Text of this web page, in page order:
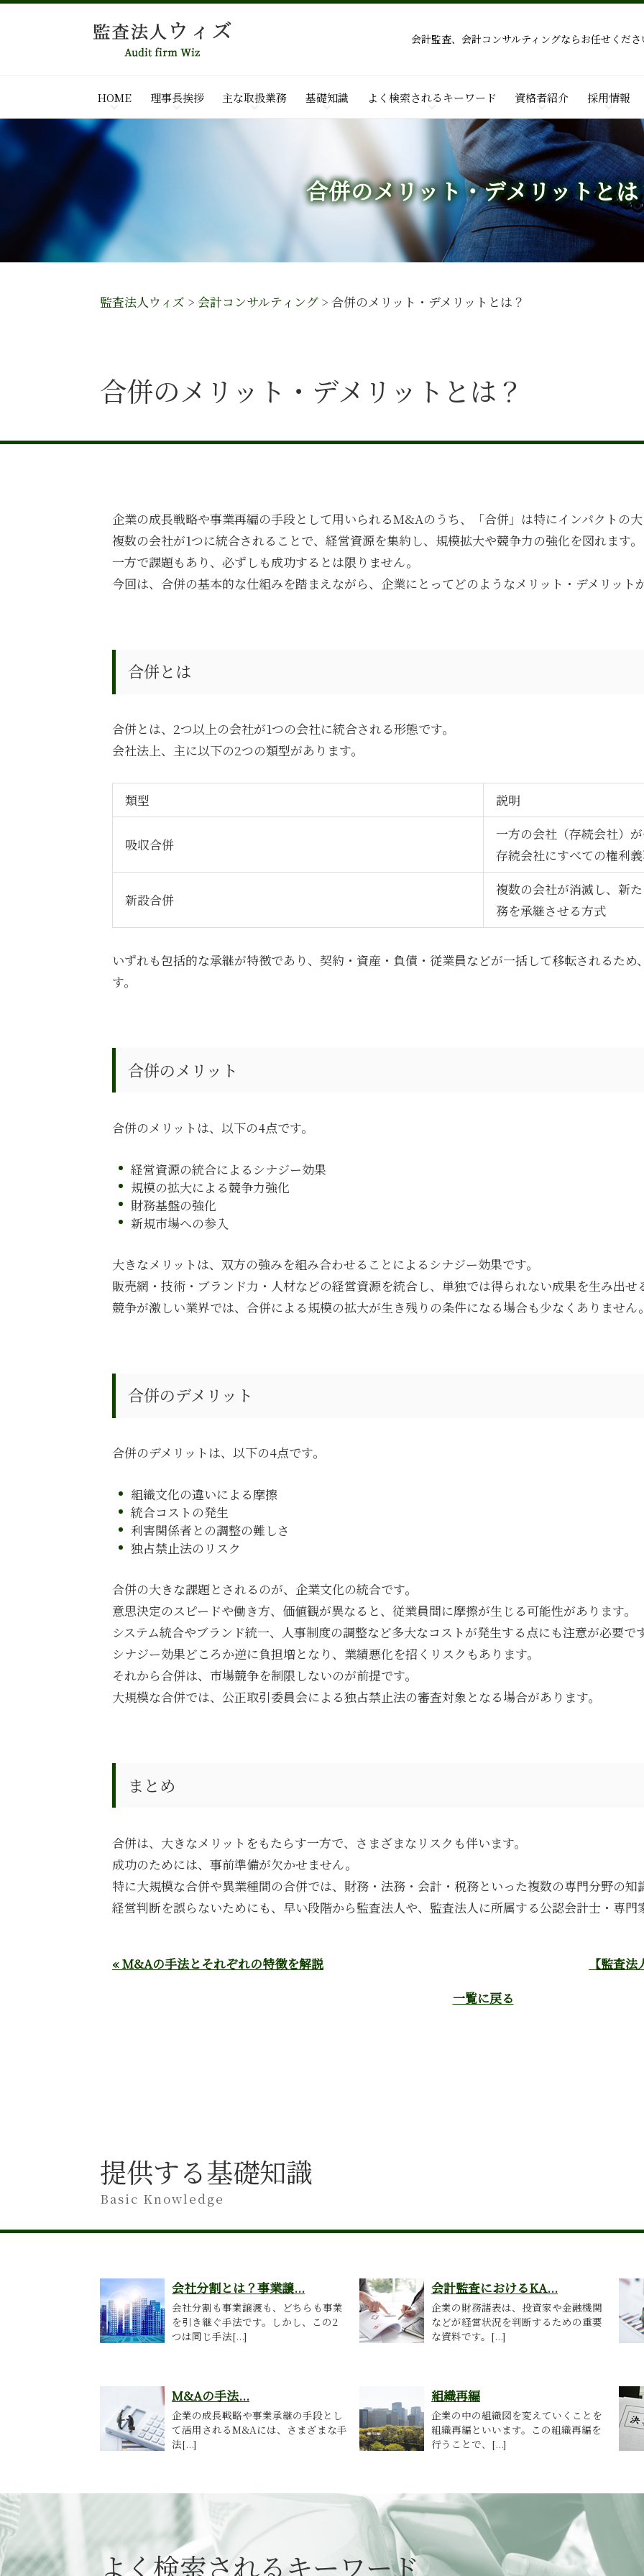
合併のメリット・デメリットと
会計監査、会計コンサルティングならお任せくださ
HOME 理事長挨拶 主な取扱業務 基礎知識 よく検索されるキーワード 資格者紹介 採用情報
監査法人ウィズ > 会計コンサルティング > 合併のメリット・デメリットとは？
合併のメリット・デメリットとは？
企業の成長戦略や事業再編の手段として用いられるM&Aのうち、「合併」は特にインパクトの
複数の会社が1つに統合されることで、経営資源を集約し、規模拡大や競争力の強化を図れます。
一方で課題もあり、必ずしも成功するとは限りません。
今回は、合併の基本的な仕組みを踏まえながら、企業にとってどのようなメリット・デメリット
合併とは
合併とは、 2つ以上の会社が1つの会社に統合される形態です。
会社法上、主に以下の2つの類型があります。
類型 説明
吸収合併
一方の会社（存続会社）
存続会社にすべての権利
新設合併
複数の会社が消滅し、新
務を承継させる方式
いずれも包括的な承継が特徴であり、契約・資産・負債・従業員などが一括して移転されるため
す。
合併のメリット
合併のメリットは、以下の4点です。
経営資源の統合によるシナジー効果
規模の拡大による競争力強化
財務基盤の強化
新規市場への参入
大きなメリットは、双方の強みを組み合わせることによるシナジー効果です。
販売網・技術・ブランド力・人材などの経営資源を統合し、単独では得られない成果を生み出せ
競争が激しい業界では、合併による規模の拡大が生き残りの条件になる場合も少なくありません
合併のデメリット
合併のデメリットは、以下の4点です。
組織文化の違いによる摩擦
統合コストの発生
利害関係者との調整の難しさ
独占禁止法のリスク
合併の大きな課題とされるのが、企業文化の統合です。
意思決定のスピードや働き方、価値観が異なると、従業員間に摩擦が生じる可能性があります。
システム統合やブランド統一、人事制度の調整など多大なコストが発生する点にも注意が必要で
シナジー効果どころか逆に負担増となり、業績悪化を招くリスクもあります。
それから合併は、市場競争を制限しないのが前提です。
大規模な合併では、公正取引委員会による独占禁止法の審査対象となる場合があります。
まとめ
合併は、大きなメリットをもたらす一方で、さまざまなリスクも伴います。
成功のためには、事前準備が欠かせません。
特に大規模な合併や異業種間の合併では、財務・法務・会計・税務といった複数の専門分野の知
経営判断を誤らないためにも、早い段階から監査法人や、監査法人に所属する公認会計士・専門
« M&Aの手法とそれぞれの特徴を解説
【監査
一覧に戻る
提供する基礎知識
Basic Knowledge
会社分割とは？事業譲...
会社分割も事業譲渡も、どちらも事業
を引き継ぐ手法です。しかし、この2
つは同じ手法[...]
会計監査におけるKA...
企業の財務諸表は、投資家や金融機関
などが経営状況を判断するための重要
な資料です。[...]
M&Aの手法...
企業の成長戦略や事業承継の手段とし
て活用されるM&Aには、さまざまな手
法[...]
組織再編
企業の中の組織図を変えていくことを
組織再編といいます。この組織再編を
行うことで、[...]
よく検索されるキーワード